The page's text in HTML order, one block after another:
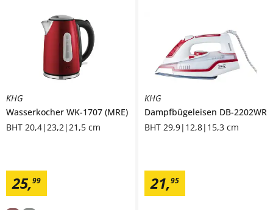
KHG
Wasserkocher WK-1707 (MRE)
BHT 20,4|23,2|21,5 cm
25,99
KHG
Dampfbügeleisen DB-2202WR
BHT 29,9|12,8|15,3 cm
21,95